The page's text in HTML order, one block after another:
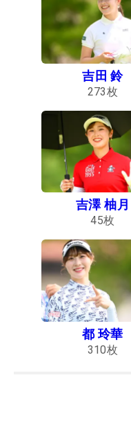
吉田 鈴
273枚
吉澤 柚月
45枚
都 玲華
310枚